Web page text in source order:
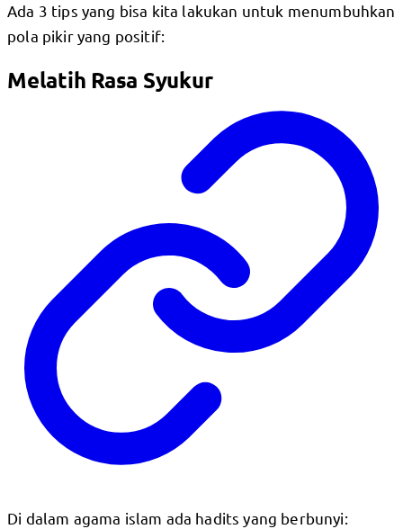
Ada 3 tips yang bisa kita lakukan untuk menumbuhkan
pola pikir yang positif:
Melatih Rasa Syukur
Di dalam agama islam ada hadits yang berbunyi: